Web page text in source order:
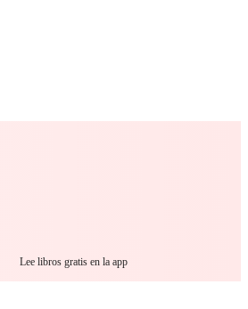
Lee libros gratis en la app